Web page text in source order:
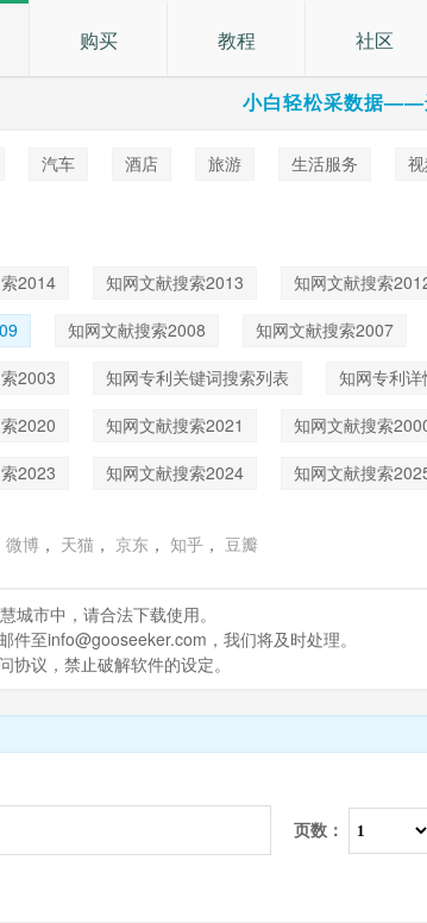
购买 教程 社区
小白轻松采数据——
汽车 酒店 旅游 生活服务
2014 知网文献搜索2013 知网文献搜索
知网文献搜索2008 知网文献搜索2007
2003 知网专利关键词搜索列表 知网专利详
2020 知网文献搜索2021 知网文献搜索
2023 知网文献搜索2024 知网文献搜索
微博 ， 天猫 ， 京东 ， 知乎 ， 豆瓣
城市中，请合法下载使用。
至info@gooseeker.com，我们将及时处理。
议，禁止破解软件的设定。
页数：